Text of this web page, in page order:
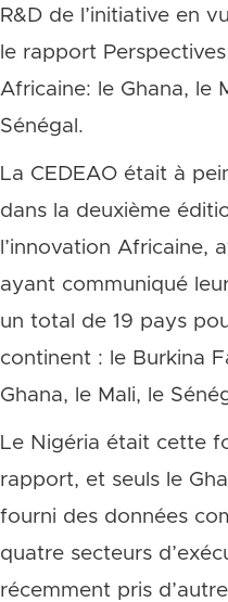
R&D de l’initiative en
le rapport
Africaine: le Ghana, le
Sénégal.
La CEDEAO était à
dans la deuxième
l’innovation Africaine,
ayant communiqué
un total de 19 pays
continent : le Burkina
Ghana, le Mali, le
Le Nigéria était cette
rapport, et seuls le
fourni des données
quatre secteurs
récemment pris